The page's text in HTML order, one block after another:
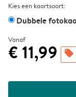
Kies een kaartsoort:
Dubbele
Vanaf
€ 11,99 offers